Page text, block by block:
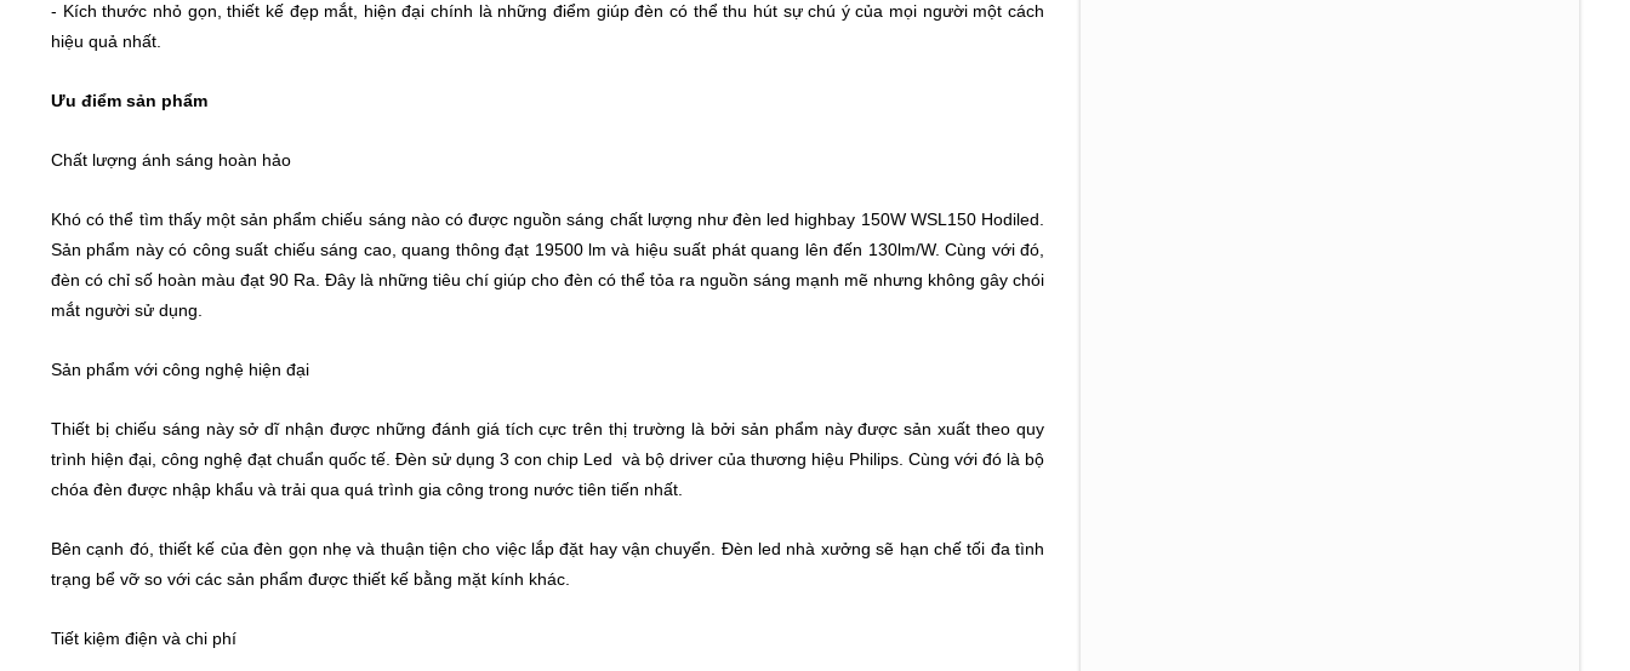
- Kích thước nhỏ gọn, thiết kế đẹp mắt, hiện đại chính là những điểm giúp đèn có thể thu hút sự chú ý của mọi người một cách
hiệu quả nhất.
Ưu điểm sản phẩm
Chất lượng ánh sáng hoàn hảo
Khó có thể tìm thấy một sản phẩm chiếu sáng nào có được nguồn sáng chất lượng như đèn led highbay 150W WSL150 Hodiled.
Sản phẩm này có công suất chiếu sáng cao, quang thông đạt 19500 lm và hiệu suất phát quang lên đến 130lm/W. Cùng với đó,
đèn có chỉ số hoàn màu đạt 90 Ra. Đây là những tiêu chí giúp cho đèn có thể tỏa ra nguồn sáng mạnh mẽ nhưng không gây chói
mắt người sử dụng.
Sản phẩm với công nghệ hiện đại
Thiết bị chiếu sáng này sở dĩ nhận được những đánh giá tích cực trên thị trường là bởi sản phẩm này được sản xuất theo quy
trình hiện đại, công nghệ đạt chuẩn quốc tế. Đèn sử dụng 3 con chip Led và bộ driver của thương hiệu Philips. Cùng với đó là bộ
chóa đèn được nhập khẩu và trải qua quá trình gia công trong nước tiên tiến nhất.
Bên cạnh đó, thiết kế của đèn gọn nhẹ và thuận tiện cho việc lắp đặt hay vận chuyển. Đèn led nhà xưởng sẽ hạn chế tối đa tình
trạng bể vỡ so với các sản phẩm được thiết kế bằng mặt kính khác.
Tiết kiệm điện và chi phí